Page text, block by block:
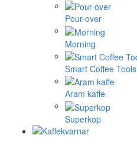
Pour-over
Morning
Smart Coffee Tools
Aram kaffe
Superkop